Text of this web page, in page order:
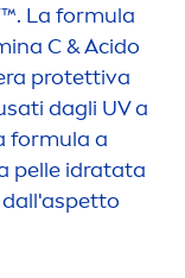
™. La formula
a C & Acido
protettiva
dagli UV a
formula a
pelle idratata